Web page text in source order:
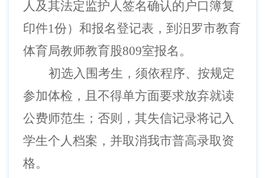
人及其法定监护人签名确认的户口簿复
印件1份）和报名登记表，到汨罗市教育
体育局教师教育股809室报名。
初选入围考生，须依程序、按规定
参加体检，且不得单方面要求放弃就读
公费师范生；否则，其失信记录将记入
学生个人档案，并取消我市普高录取资
格。